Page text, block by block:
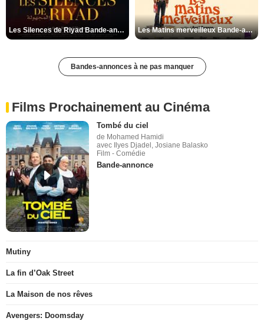
Les Silences de Riyad Bande-annonce VO STFR Les Matins merveilleux Bande-annonce VF
Bandes-annonces à ne pas manquer
Films Prochainement au Cinéma
Tombé du ciel
de Mohamed Hamidi
avec Ilyes Djadel, Josiane Balasko
Film - Comédie
Bande-annonce
Mutiny
La fin d’Oak Street
La Maison de nos rêves
Avengers: Doomsday